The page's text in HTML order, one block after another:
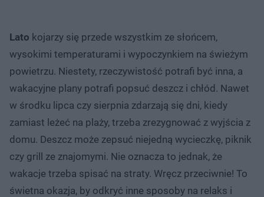
Lato kojarzy się przede wszystkim ze słońcem,
wysokimi temperaturami i wypoczynkiem na świeżym
powietrzu. Niestety, rzeczywistość potrafi być inna, a
wakacyjne plany potrafi popsuć deszcz i chłód. Nawet
w środku lipca czy sierpnia zdarzają się dni, kiedy
zamiast leżeć na plaży, trzeba zrezygnować z wyjścia z
domu. Deszcz może zepsuć niejedną wycieczkę, piknik
czy grill ze znajomymi. Nie oznacza to jednak, że
wakacje trzeba spisać na straty. Wręcz przeciwnie! To
świetna okazja, by odkryć inne sposoby na relaks i